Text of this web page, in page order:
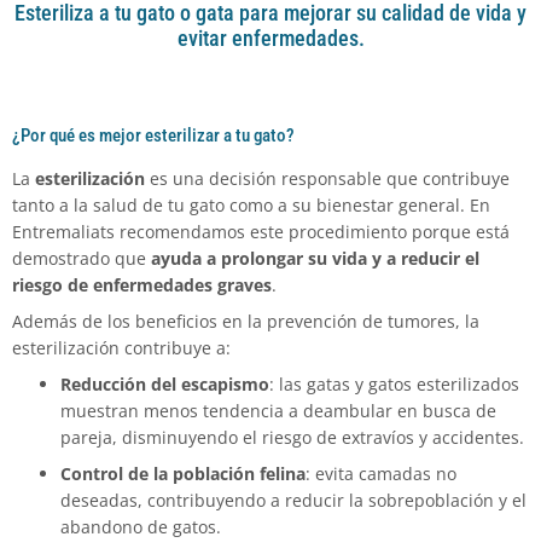
Esteriliza a tu gato o gata para mejorar su calidad de vida y
evitar enfermedades.
¿Por qué es mejor esterilizar a tu gato?
La esterilización es una decisión responsable que contribuye
tanto a la salud de tu gato como a su bienestar general. En
Entremaliats recomendamos este procedimiento porque está
demostrado que ayuda a prolongar su vida y a reducir el
riesgo de enfermedades graves.
Además de los beneficios en la prevención de tumores, la
esterilización contribuye a:
Reducción del escapismo: las gatas y gatos esterilizados
muestran menos tendencia a deambular en busca de
pareja, disminuyendo el riesgo de extravíos y accidentes.
Control de la población felina: evita camadas no
deseadas, contribuyendo a reducir la sobrepoblación y el
abandono de gatos.